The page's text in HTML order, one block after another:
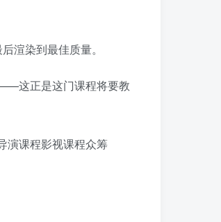
渲染到最佳质量。
这正是这门课程将要教